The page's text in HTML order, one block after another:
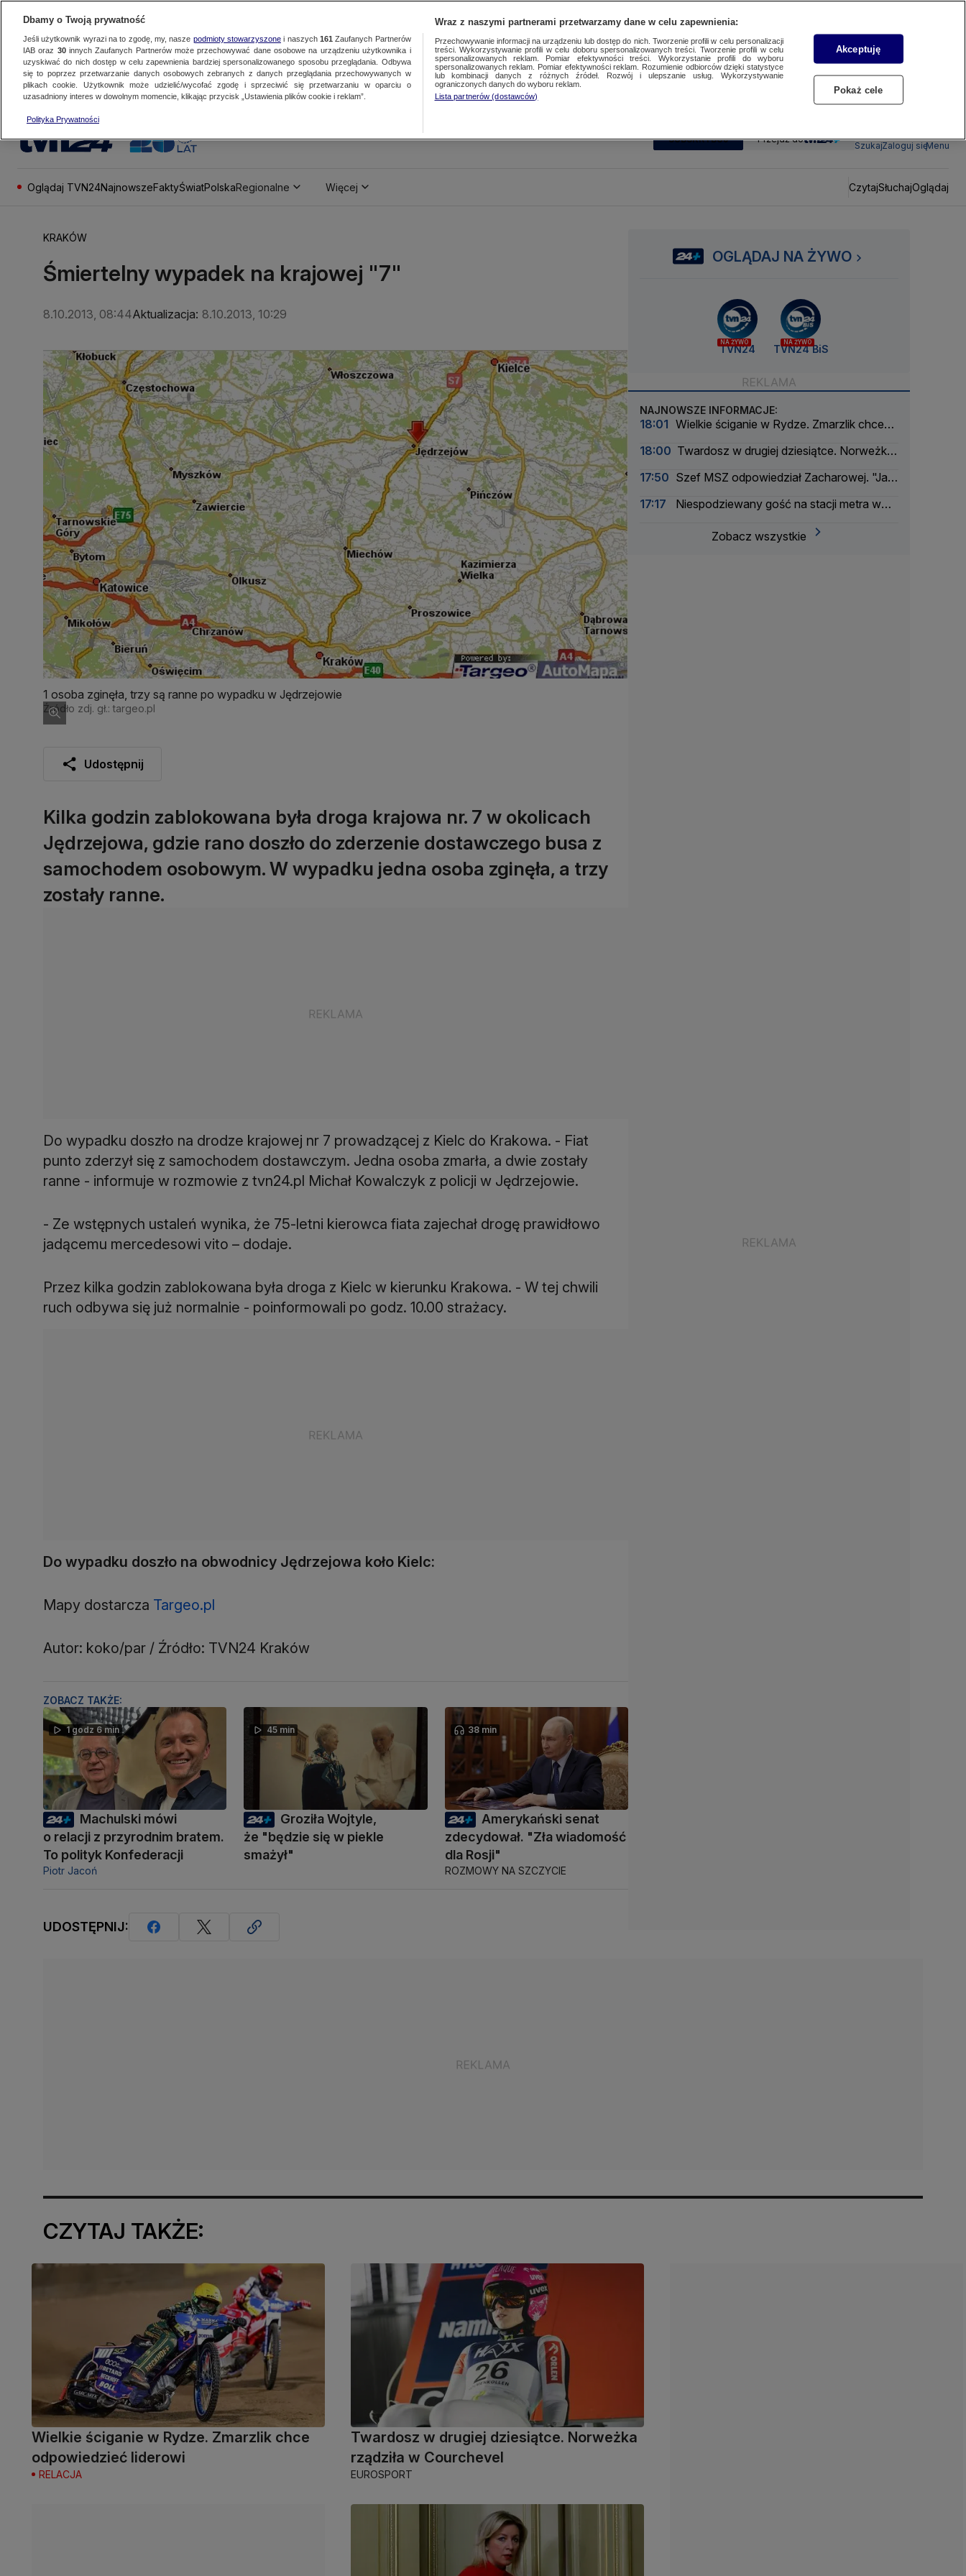
SUBSKRYBUJ Przejdź do
SzukajZaloguj sięMenu
Oglądaj TVN24NajnowszeFaktyŚwiatPolskaRegionalne Więcej CzytajSłuchajOglądaj
KRAKÓW
Śmiertelny wypadek na krajowej "7"
8.10.2013, 08:44Aktualizacja: 8.10.2013, 10:29
1 osoba zginęła, trzy są ranne po wypadku w Jędrzejowie
Źródło zdj. gł.: targeo.pl
Udostępnij
Kilka godzin zablokowana była droga krajowa nr. 7 w okolicach
Jędrzejowa, gdzie rano doszło do zderzenie dostawczego busa z
samochodem osobowym. W wypadku jedna osoba zginęła, a trzy
zostały ranne.
Do wypadku doszło na drodze krajowej nr 7 prowadzącej z Kielc do Krakowa. - Fiat
punto zderzył się z samochodem dostawczym. Jedna osoba zmarła, a dwie zostały
ranne - informuje w rozmowie z tvn24.pl Michał Kowalczyk z policji w Jędrzejowie.
- Ze wstępnych ustaleń wynika, że 75-letni kierowca fiata zajechał drogę prawidłowo
jadącemu mercedesowi vito – dodaje.
Przez kilka godzin zablokowana była droga z Kielc w kierunku Krakowa. - W tej chwili
ruch odbywa się już normalnie - poinformowali po godz. 10.00 strażacy.
Do wypadku doszło na obwodnicy Jędrzejowa koło Kielc:
Mapy dostarcza Targeo.pl
Autor: koko/par / Źródło: TVN24 Kraków
ZOBACZ TAKŻE:
1 godz 6 min
Machulski mówi
o relacji z przyrodnim bratem.
To polityk Konfederacji
Piotr Jacoń
45 min
Groziła Wojtyle,
że "będzie się w piekle
smażył"
38 min
Amerykański senat
zdecydował. "Zła wiadomość
dla Rosji"
ROZMOWY NA SZCZYCIE
UDOSTĘPNIJ:
OGLĄDAJ NA ŻYWO
NA ŻYWO
TVN24
NA ŻYWO
TVN24 BiS
NAJNOWSZE INFORMACJE:
18:01 Wielkie ściganie w Rydze. Zmarzlik chce
18:00 Twardosz w drugiej dziesiątce. Norweżka
17:50 Szef MSZ odpowiedział Zacharowej. "Jak
17:17
Niespodziewany gość na stacji metra w
Zobacz wszystkie
CZYTAJ TAKŻE:
Wielkie ściganie w Rydze. Zmarzlik chce
odpowiedzieć liderowi
RELACJA
Twardosz w drugiej dziesiątce. Norweżka
rządziła w Courchevel
EUROSPORT
Dbamy o Twoją prywatność
Jeśli użytkownik wyrazi na to zgodę, my, nasze podmioty stowarzyszonei naszych 161 Zaufanych Partnerów
IAB oraz 30innych Zaufanych Partnerów może przechowywać dane osobowe na urządzeniu użytkownika i
uzyskiwać do nich dostęp w celu zapewnienia bardziej spersonalizowanego sposobu przeglądania. Odbywa
się to poprzez przetwarzanie danych osobowych zebranych z danych przeglądania przechowywanych w
plikach cookie. Użytkownik może udzielić/wycofać zgodę i sprzeciwić się przetwarzaniu w oparciu o
uzasadniony interes w dowolnym momencie, klikając przycisk „Ustawienia plików cookie i reklam”.
Polityka Prywatności
Wraz z naszymi partnerami przetwarzamy dane w celu zapewnienia:
Przechowywanie informacji na urządzeniu lub dostęp do nich. Tworzenie profili w celu personalizacji
treści. Wykorzystywanie profili w celu doboru spersonalizowanych treści. Tworzenie profili w celu
spersonalizowanych reklam. Pomiar efektywności treści. Wykorzystanie profili do wyboru
spersonalizowanych reklam. Pomiar efektywności reklam. Rozumienie odbiorców dzięki statystyce
lub kombinacji danych z różnych źródeł. Rozwój i ulepszanie usług. Wykorzystywanie
ograniczonych danych do wyboru reklam.
Lista partnerów (dostawców)
Akceptuję
Pokaż cele